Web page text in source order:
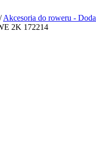
/ Akcesoria do roweru -
2K 172214